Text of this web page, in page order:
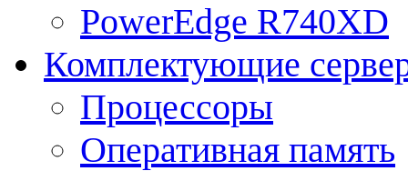
PowerEdge R740XD
Комплектующие
Процессоры
Оперативная память